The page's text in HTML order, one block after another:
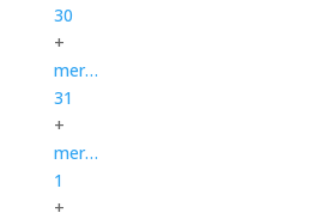
30
+
mer…
31
+
mer…
1
+